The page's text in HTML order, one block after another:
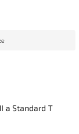
a Standard T